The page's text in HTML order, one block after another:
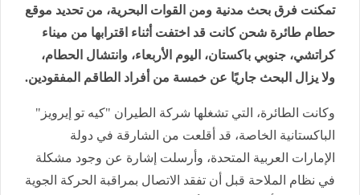
تمكنت فرق بحث مدنية ومن القوات البحرية، من تحديد موقع
حطام طائرة شحن كانت قد اختفت أثناء اقترابها من ميناء
كراتشي، جنوبي باكستان، اليوم الأربعاء، وانتشال الحطام،
ولا يزال البحث جاريًا عن خمسة من أفراد الطاقم المفقودين.
وكانت الطائرة، التي تشغلها شركة الطيران "كيه تو إيرويز"
الباكستانية الخاصة، قد أقلعت من الشارقة في دولة
الإمارات العربية المتحدة، وأرسلت إشارة عن وجود مشكلة
في نظام الملاحة قبل أن تفقد الاتصال بمراقبة الحركة الجوية